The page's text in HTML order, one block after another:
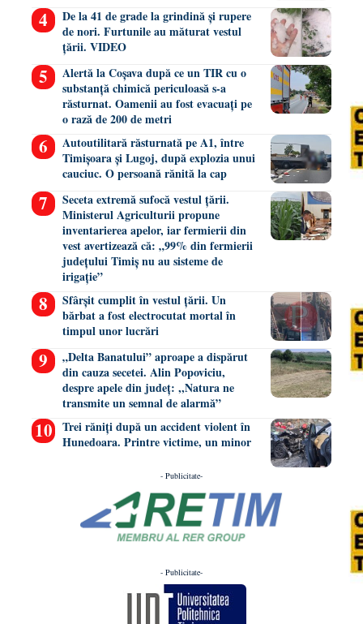
De la 41 de grade la grindină și rupere
de nori. Furtunile au măturat vestul
țării. VIDEO
Alertă la Coșava după ce un TIR cu o
substanță chimică periculoasă s-a
răsturnat. Oamenii au fost evacuați pe
o rază de 200 de metri
Autoutilitară răsturnată pe A1, între
Timișoara și Lugoj, după explozia unui
cauciuc. O persoană rănită la cap
Seceta extremă sufocă vestul țării.
Ministerul Agriculturii propune
inventarierea apelor, iar fermierii din
vest avertizează că: „99% din fermierii
județului Timiș nu au sisteme de
irigație”
Sfârșit cumplit în vestul țării. Un
bărbat a fost electrocutat mortal în
timpul unor lucrări
„Delta Banatului” aproape a dispărut
din cauza secetei. Alin Popoviciu,
despre apele din județ: ,,Natura ne
transmite un semnal de alarmă”
Trei răniți după un accident violent în
Hunedoara. Printre victime, un minor
- Publicitate-
- Publicitate-